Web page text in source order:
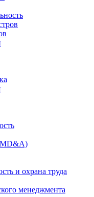
и охрана труда
менеджмента